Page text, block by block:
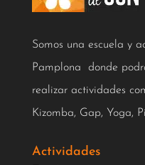
Somos una escuela y
Pamplona donde
realizar actividades
Kizomba, Gap, Yoga,
Actividades